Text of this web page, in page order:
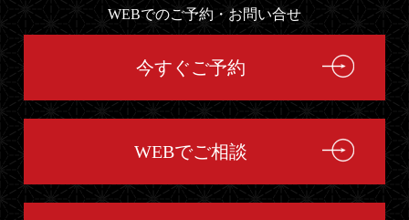
WEBでのご予約・お問い合せ
今すぐご予約
WEBでご相談